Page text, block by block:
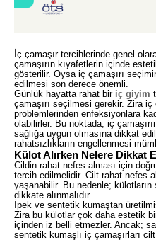
İç çamaşır tercihlerinde genel
çamaşırın kıyafetlerin içinde
gösterilir. Oysa iç çamaşırı
edilmesi son derece önemli.
Günlük hayatta rahat bir iç giyim
çamaşırı seçilmesi gerekir. Zira iç
problemlerinden enfeksiyonlara
olabilirler. Bu noktada; iç
sağlığa uygun olmasına dikkat
rahatsızlıkların engellenmesi
Külot Alırken Nelere Dikkat
Cildin rahat nefes alması için
tercih edilmelidir. Cilt rahat nefes
yaşanabilir. Bu nedenle;
dikkate alınmalıdır.
İpek ve sentetik kumaştan
Zira bu külotlar çok daha estetik
içinden iz belli etmezler. Ancak;
sentetik kumaşlı iç çamaşırları